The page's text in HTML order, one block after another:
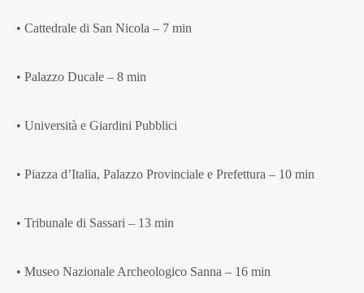
• Cattedrale di San Nicola – 7 min
• Palazzo Ducale – 8 min
• Università e Giardini Pubblici
• Piazza d’Italia, Palazzo Provinciale e Prefettura – 10 min
• Tribunale di Sassari – 13 min
• Museo Nazionale Archeologico Sanna – 16 min